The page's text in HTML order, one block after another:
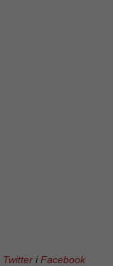
Twitter iFacebook